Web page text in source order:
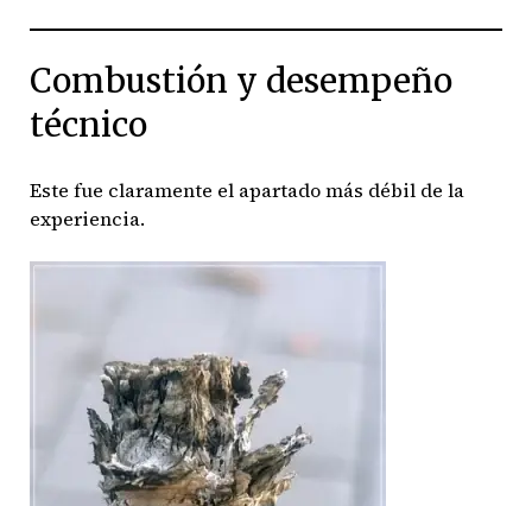
Combustión y desempeño
técnico
Este fue claramente el apartado más débil de la
experiencia.